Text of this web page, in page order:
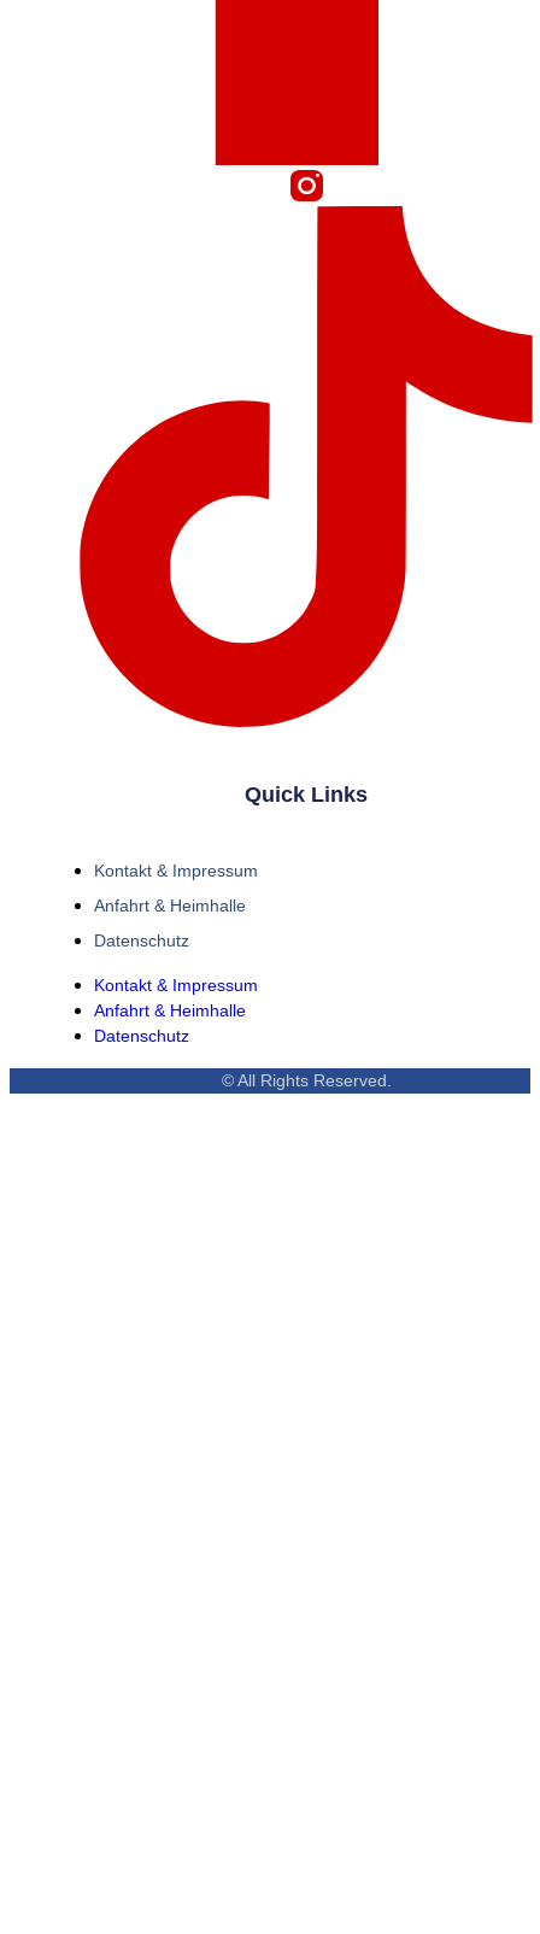
Quick Links
Kontakt & Impressum
Anfahrt & Heimhalle
Datenschutz
Kontakt & Impressum
Anfahrt & Heimhalle
Datenschutz
© All Rights Reserved.